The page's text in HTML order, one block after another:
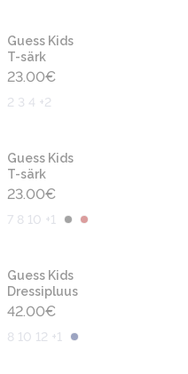
Guess Kids
T-särk
23.00€
2 3 4 +2
Guess Kids
T-särk
23.00€
7 8 10 +1
Guess Kids
Dressipluus
42.00€
8 10 12 +1